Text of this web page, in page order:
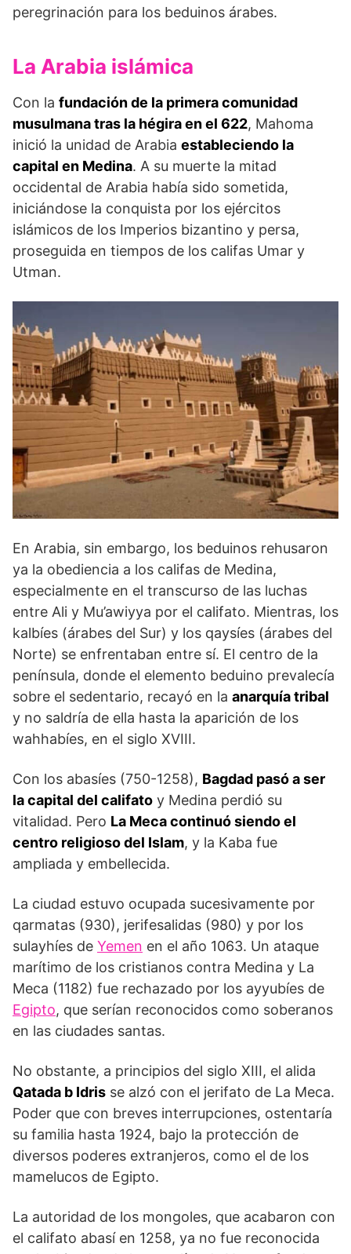
peregrinación para los beduinos árabes.
La Arabia islámica
Con la fundación de la primera comunidad
musulmana tras la hégira en el 622, Mahoma
inició la unidad de Arabia estableciendo la
capital en Medina. A su muerte la mitad
occidental de Arabia había sido sometida,
iniciándose la conquista por los ejércitos
islámicos de los Imperios bizantino y persa,
proseguida en tiempos de los califas Umar y
Utman.
En Arabia, sin embargo, los beduinos rehusaron
ya la obediencia a los califas de Medina,
especialmente en el transcurso de las luchas
entre Ali y Mu’awiyya por el califato. Mientras, los
kalbíes (árabes del Sur) y los qaysíes (árabes del
Norte) se enfrentaban entre sí. El centro de la
península, donde el elemento beduino prevalecía
sobre el sedentario, recayó en la anarquía tribal
y no saldría de ella hasta la aparición de los
wahhabíes, en el siglo XVIII.
Con los abasíes (750-1258), Bagdad pasó a ser
la capital del califato y Medina perdió su
vitalidad. Pero La Meca continuó siendo el
centro religioso del Islam, y la Kaba fue
ampliada y embellecida.
La ciudad estuvo ocupada sucesivamente por
qarmatas (930), jerifesalidas (980) y por los
sulayhíes de Yemen en el año 1063. Un ataque
marítimo de los cristianos contra Medina y La
Meca (1182) fue rechazado por los ayyubíes de
Egipto, que serían reconocidos como soberanos
en las ciudades santas.
No obstante, a principios del siglo XIII, el alida
Qatada b Idris se alzó con el jerifato de La Meca.
Poder que con breves interrupciones, ostentaría
su familia hasta 1924, bajo la protección de
diversos poderes extranjeros, como el de los
mamelucos de Egipto.
La autoridad de los mongoles, que acabaron con
el califato abasí en 1258, ya no fue reconocida